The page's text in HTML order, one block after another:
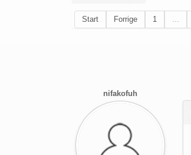
Start Forrige 1 ...
nifakofuh